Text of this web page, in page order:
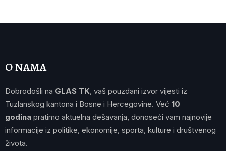
O NAMA
Dobrodošli na GLAS TK , vaš pouzdani izvor vijesti iz
Tuzlanskog kantona i Bosne i Hercegovine. Već 10
godina pratimo aktuelna dešavanja, donoseći vam najnovije
informacije iz politike, ekonomije, sporta, kulture i društvenog
života.